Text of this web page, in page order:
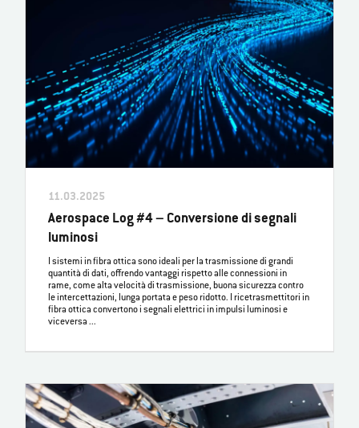
11.03.2025
Aerospace Log #4 – Conversione di segnali
luminosi
I sistemi in fibra ottica sono ideali per la trasmissione di grandi
quantità di dati, offrendo vantaggi rispetto alle connessioni in
rame, come alta velocità di trasmissione, buona sicurezza contro
le intercettazioni, lunga portata e peso ridotto. I ricetrasmettitori in
fibra ottica convertono i segnali elettrici in impulsi luminosi e
viceversa ...